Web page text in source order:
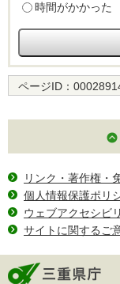
時間がかかった
ページID：
リンク・著作権・
個人情報保護ポリ
ウェブアクセシビ
サイトに関するご